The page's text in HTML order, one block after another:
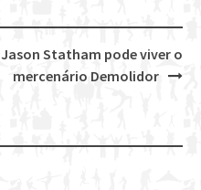
Jason Statham pode viver o
mercenário Demolidor